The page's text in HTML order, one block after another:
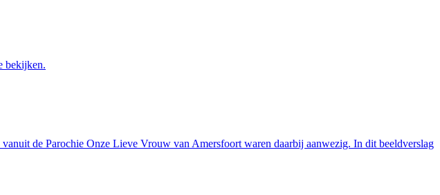
bekijken.
de Parochie Onze Lieve Vrouw van Amersfoort waren daarbij aanwezig. In dit beeldverslag